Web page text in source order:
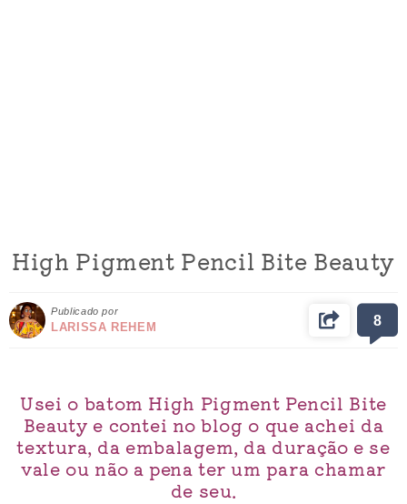
High Pigment Pencil Bite Beauty
Publicado por
LARISSA REHEM 8
Usei o batom High Pigment Pencil Bite
Beauty e contei no blog o que achei da
textura, da embalagem, da duração e se
vale ou não a pena ter um para chamar
de seu.